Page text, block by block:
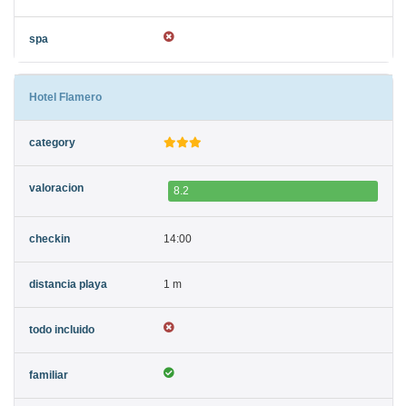
Hotel Flamero
8.2
14:00
1 m